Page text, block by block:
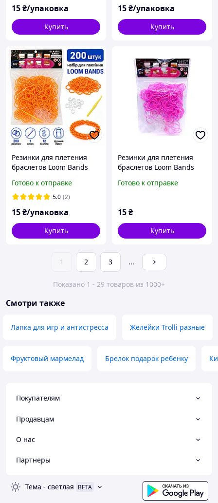
15₴/упаковка
Купить
15₴/упаковка
Купить
Резинки для плетения
браслетов Loom Bands
крючком и S-клипсами
Готово к отправке
5.0 (2)
15₴/упаковка
Купить
Резинки для плетения
браслетов Loom Bands
крючком и S-клипсами
Готово к отправке
15₴
Купить
1 2 3 ...
Показано 1 - 29 товаров из 1000+
Смотри также
Лапка для игр и антистресса Желейки Trolli разные
Фруктовый мармелад Брелок подарок ребенку
Покупателям
Продавцам
О нас
Партнеры
Тема - светлая BETA